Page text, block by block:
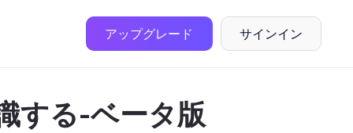
アップグレード サインイン
する-ベータ版